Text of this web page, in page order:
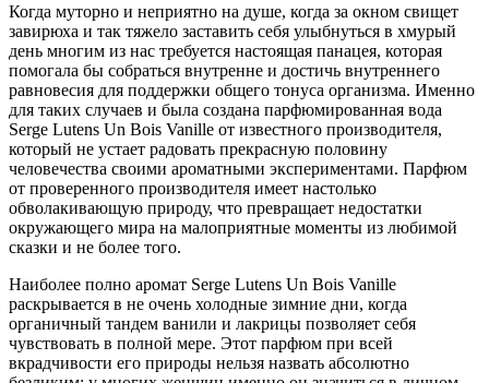
Когда муторно и неприятно на душе, когда за окном свищет
завирюха и так тяжело заставить себя улыбнуться в хмурый
день многим из нас требуется настоящая панацея, которая
помогала бы собраться внутренне и достичь внутреннего
равновесия для поддержки общего тонуса организма. Именно
для таких случаев и была создана парфюмированная вода
Serge Lutens Un Bois Vanille от известного производителя,
который не устает радовать прекрасную половину
человечества своими ароматными экспериментами. Парфюм
от проверенного производителя имеет настолько
обволакивающую природу, что превращает недостатки
окружающего мира на малоприятные моменты из любимой
сказки и не более того.
Наиболее полно аромат Serge Lutens Un Bois Vanille
раскрывается в не очень холодные зимние дни, когда
органичный тандем ванили и лакрицы позволяет себя
чувствовать в полной мере. Этот парфюм при всей
вкрадчивости его природы нельзя назвать абсолютно